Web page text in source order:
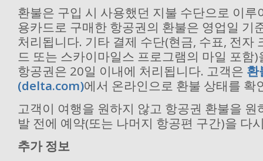
환불은 구입 시 사용했던 지불 수단으로 이
용카드로 구매한 항공권의 환불은 영업일 기
처리됩니다. 기타 결제 수단(현금, 수표, 전자
드 또는 스카이마일스 프로그램의 마일 포함
항공권은 20일 이내에 처리됩니다. 고객은 환
(delta.com)에서 온라인으로 환불 상태를 확
고객이 여행을 원하지 않고 항공권 환불을 원
발 전에 예약(또는 나머지 항공편 구간)을 다
추가 정보